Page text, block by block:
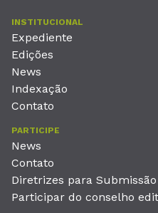
INSTITUCIONAL
Expediente
Edições
News
Indexação
Contato
PARTICIPE
News
Contato
Diretrizes para Submissão
Participar do conselho